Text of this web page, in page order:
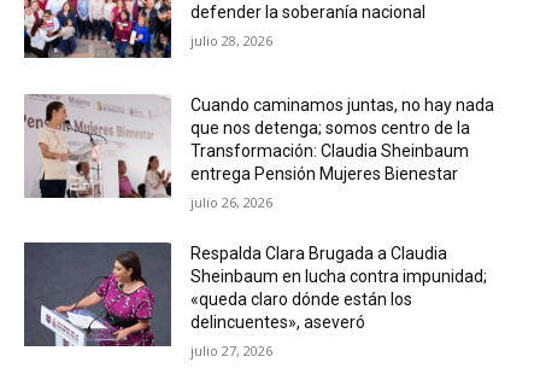
defender la soberanía nacional
julio 28, 2026
Cuando caminamos juntas, no hay nada
que nos detenga; somos centro de la
Transformación: Claudia Sheinbaum
entrega Pensión Mujeres Bienestar
julio 26, 2026
Respalda Clara Brugada a Claudia
Sheinbaum en lucha contra impunidad;
«queda claro dónde están los
delincuentes», aseveró
julio 27, 2026